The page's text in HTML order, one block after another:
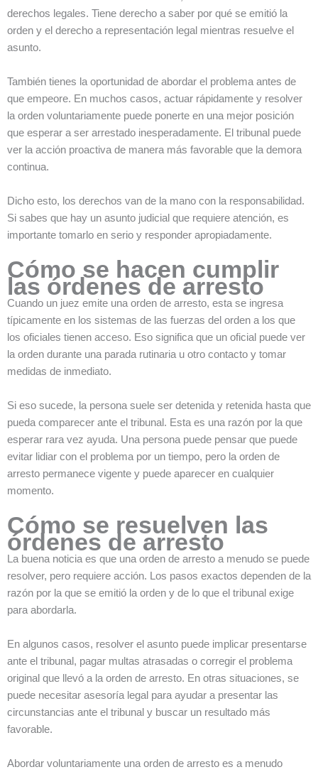
derechos legales. Tiene derecho a saber por qué se emitió la
orden y el derecho a representación legal mientras resuelve el
asunto.
También tienes la oportunidad de abordar el problema antes de
que empeore. En muchos casos, actuar rápidamente y resolver
la orden voluntariamente puede ponerte en una mejor posición
que esperar a ser arrestado inesperadamente. El tribunal puede
ver la acción proactiva de manera más favorable que la demora
continua.
Dicho esto, los derechos van de la mano con la responsabilidad.
Si sabes que hay un asunto judicial que requiere atención, es
importante tomarlo en serio y responder apropiadamente.
Cómo se hacen cumplir
las órdenes de arresto
Cuando un juez emite una orden de arresto, esta se ingresa
típicamente en los sistemas de las fuerzas del orden a los que
los oficiales tienen acceso. Eso significa que un oficial puede ver
la orden durante una parada rutinaria u otro contacto y tomar
medidas de inmediato.
Si eso sucede, la persona suele ser detenida y retenida hasta que
pueda comparecer ante el tribunal. Esta es una razón por la que
esperar rara vez ayuda. Una persona puede pensar que puede
evitar lidiar con el problema por un tiempo, pero la orden de
arresto permanece vigente y puede aparecer en cualquier
momento.
Cómo se resuelven las
órdenes de arresto
La buena noticia es que una orden de arresto a menudo se puede
resolver, pero requiere acción. Los pasos exactos dependen de la
razón por la que se emitió la orden y de lo que el tribunal exige
para abordarla.
En algunos casos, resolver el asunto puede implicar presentarse
ante el tribunal, pagar multas atrasadas o corregir el problema
original que llevó a la orden de arresto. En otras situaciones, se
puede necesitar asesoría legal para ayudar a presentar las
circunstancias ante el tribunal y buscar un resultado más
favorable.
Abordar voluntariamente una orden de arresto es a menudo